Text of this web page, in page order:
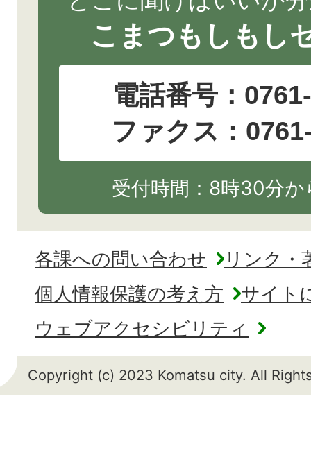
こまつもしもし
電話番号：
ファクス：
受付時間：8時30分
各課への問い合わせ
リンク・
個人情報保護の考え方
サイト
ウェブアクセシビリティ
Copyright (c) 2023 Komatsu city. All